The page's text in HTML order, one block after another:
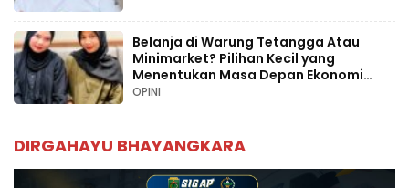
Belanja di Warung Tetangga Atau
Minimarket? Pilihan Kecil yang
Menentukan Masa Depan Ekonomi
Palopo
OPINI
DIRGAHAYU BHAYANGKARA